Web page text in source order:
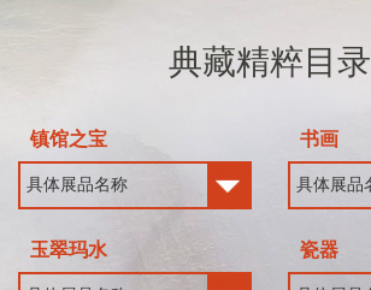
典藏精粹目录
镇馆之宝 书画
玉翠玛水 瓷器